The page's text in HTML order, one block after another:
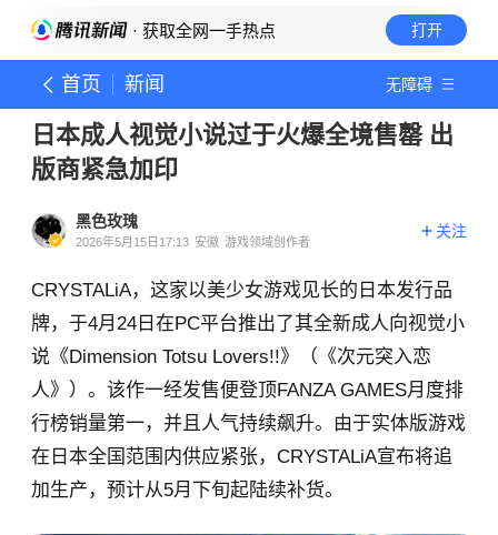
· 获取全网一手热点 打开
首页 新闻 无障碍
日本成人视觉小说过于火爆全境售罄 出
版商紧急加印
黑色玫瑰
2026年5月15日17:13 安徽 游戏领域创作者
关注
CRYSTALiA，这家以美少女游戏见长的日本发行品
牌，于4月24日在PC平台推出了其全新成人向视觉小
说《Dimension Totsu Lovers!!》（《次元突入恋
人》）。该作一经发售便登顶FANZA GAMES月度排
行榜销量第一，并且人气持续飙升。由于实体版游戏
在日本全国范围内供应紧张，CRYSTALiA宣布将追
加生产，预计从5月下旬起陆续补货。